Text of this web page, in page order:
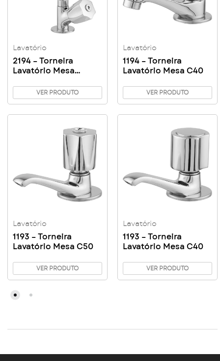
Lavatório
2194 – Torneira
Lavatório Mesa
Pequena C50
VER PRODUTO
Lavatório
1194 – Torneira
Lavatório Mesa C40
VER PRODUTO
Lavatório
1193 – Torneira
Lavatório Mesa C50
VER PRODUTO
Lavatório
1193 – Torneira
Lavatório Mesa C40
VER PRODUTO